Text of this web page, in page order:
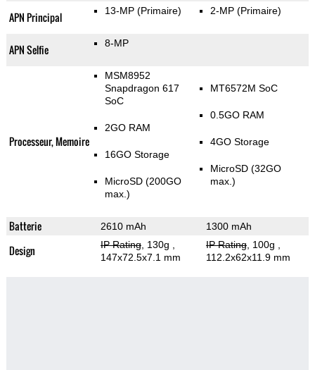
APN Principal 13-MP (Primaire) 2-MP (Primaire)
APN Selfie 8-MP
Processeur, Memoire
MSM8952
Snapdragon 617
SoC
2GO RAM
16GO Storage
MicroSD (200GO
max.)
MT6572M SoC
0.5GO RAM
4GO Storage
MicroSD (32GO
max.)
Batterie 2610 mAh 1300 mAh
Design IP Rating, 130g
147x72.5x7.1 mm
IP Rating, 100g
112.2x62x11.9 mm